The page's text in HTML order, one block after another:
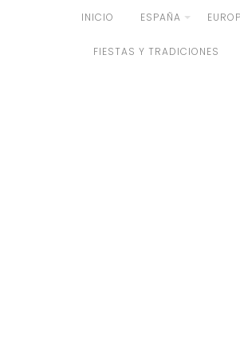
INICIO ESPAÑA
FIESTAS Y TRADICIONES